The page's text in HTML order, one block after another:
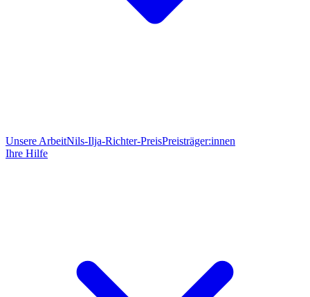
Unsere ArbeitNils-Ilja-Richter-PreisPreisträger:innen
Ihre Hilfe